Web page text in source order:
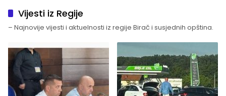
Vijesti iz Regije
– Najnovije vijesti i aktuelnosti iz regije Birač i susjednih opština.